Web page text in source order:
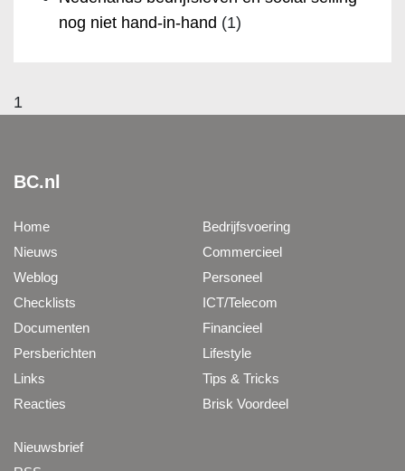
nog niet hand-in-hand (1)
1
BC.nl
Home
Nieuws
Weblog
Checklists
Documenten
Persberichten
Links
Reacties
Bedrijfsvoering
Commercieel
Personeel
ICT/Telecom
Financieel
Lifestyle
Tips & Tricks
Brisk Voordeel
Nieuwsbrief